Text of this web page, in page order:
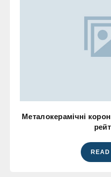
Металокерамічні
READ